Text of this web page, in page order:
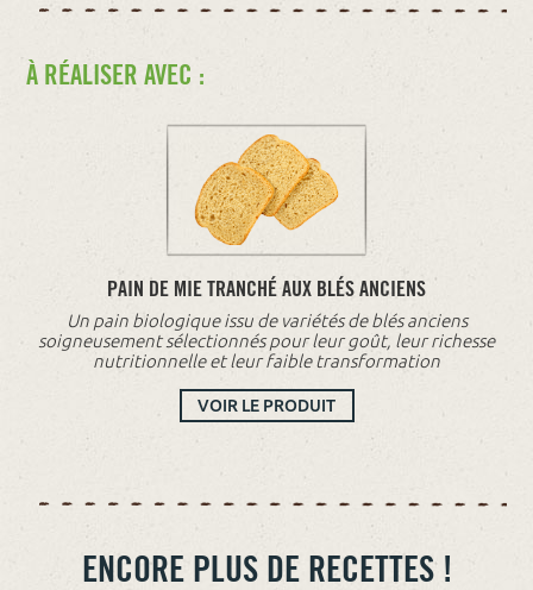
À RÉALISER AVEC :
PAIN DE MIE TRANCHÉ AUX BLÉS ANCIENS
Un pain biologique issu de variétés de blés anciens
soigneusement sélectionnés pour leur goût, leur richesse
nutritionnelle et leur faible transformation
VOIR LE PRODUIT
ENCORE PLUS DE RECETTES !